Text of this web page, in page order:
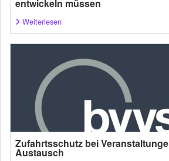
entwickeln müssen
Weiterlesen
Zufahrtsschutz bei
Austausch